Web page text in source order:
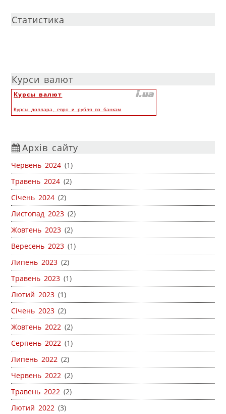
Статистика
Курси валют
Курсы валют
Курсы доллара, евро и рубля по банкам
Архів сайту
Червень 2024 (1)
Травень 2024 (2)
Січень 2024 (2)
Листопад 2023 (2)
Жовтень 2023 (2)
Вересень 2023 (1)
Липень 2023 (2)
Травень 2023 (1)
Лютий 2023 (1)
Січень 2023 (2)
Жовтень 2022 (2)
Серпень 2022 (1)
Липень 2022 (2)
Червень 2022 (2)
Травень 2022 (2)
Лютий 2022 (3)